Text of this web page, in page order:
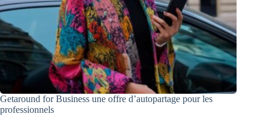
Getaround for Business une offre d’autopartage pour les
professionnels